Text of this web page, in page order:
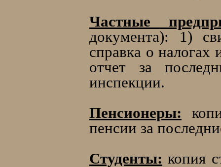
Частные
документа): 1)
справка о
отчет за
инспекции.
Пенсионеры:
пенсии за
Студенты: копия